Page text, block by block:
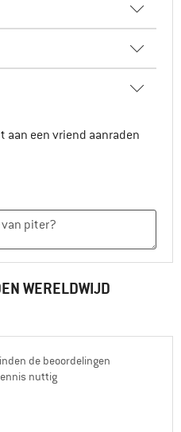
aan een vriend aanraden
WERELDWIJD
de beoordelingen
nuttig